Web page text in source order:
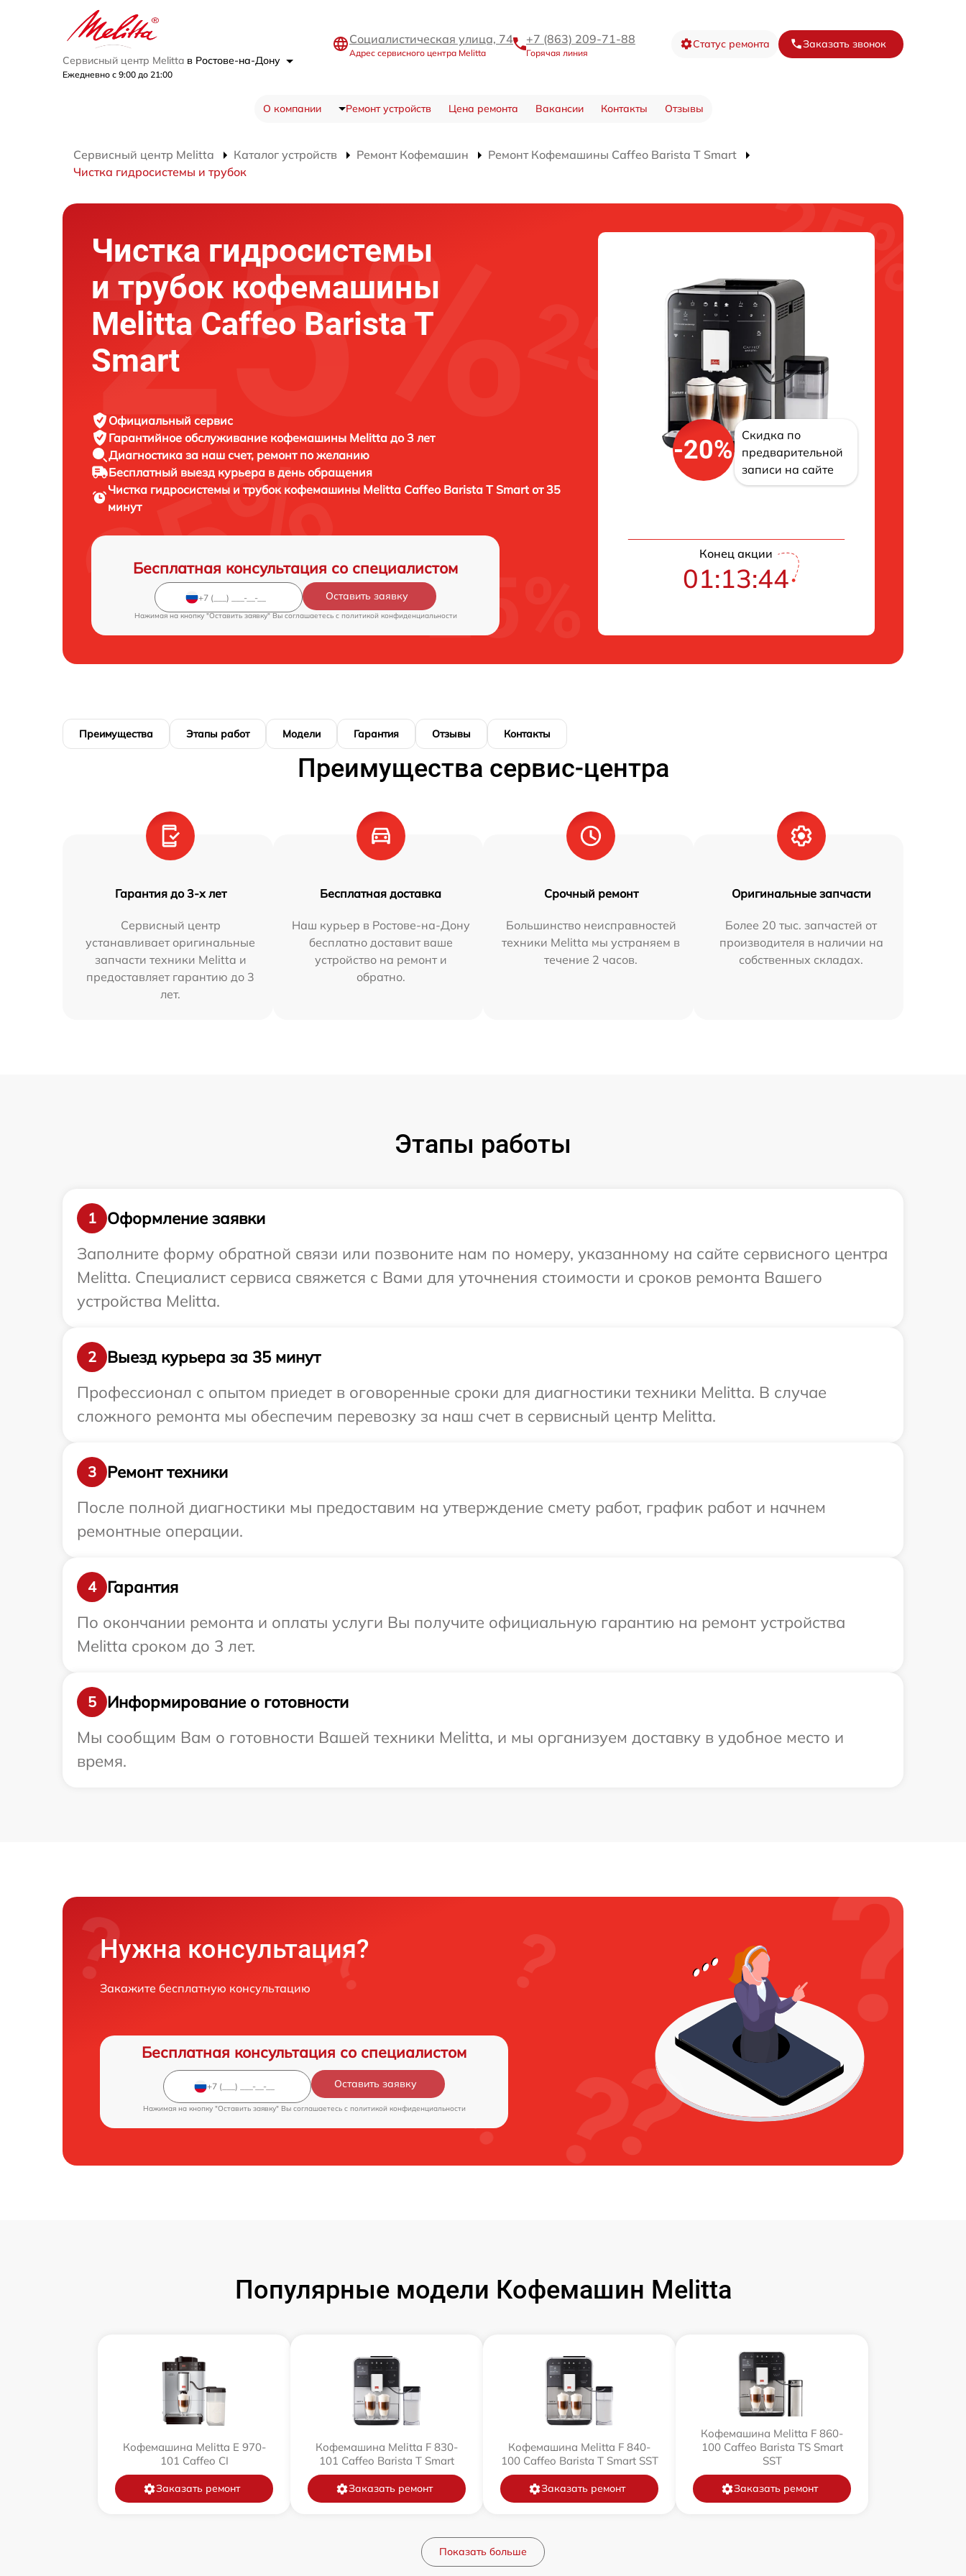
Сервисный центр Melitta в Ростове-на-Дону
Ежедневно с 9:00 до 21:00
Социалистическая улица, 74
Адрес сервисного центра Melitta
+7 (863) 209-71-88
Горячая линия
Статус ремонта Заказать звонок
О компании Ремонт устройств Цена ремонта Вакансии Контакты Отзывы
Сервисный центр Melitta Каталог устройств Ремонт Кофемашин
Ремонт Кофемашины Caffeo Barista T Smart
Чистка гидросистемы и трубок
Чистка гидросистемы
и трубок кофемашины
Melitta Caffeo Barista T
Smart
Официальный сервис
Гарантийное обслуживание кофемашины Melitta до 3 лет
Диагностика за наш счет, ремонт по желанию
Бесплатный выезд курьера в день обращения
Чистка гидросистемы и трубок кофемашины Melitta Caffeo Barista T Smart от 35
минут
Бесплатная консультация со специалистом
Оставить заявку
Нажимая на кнопку "Оставить заявку" Вы соглашаетесь c политикой конфиденциальности
-20%
Скидка по
предварительной
записи на сайте
Конец акции
01:13:43
Преимущества Этапы работ Модели Гарантия Отзывы Контакты
Преимущества сервис-центра
Гарантия до 3-х лет
Сервисный центр
устанавливает оригинальные
запчасти техники Melitta и
предоставляет гарантию до 3
лет.
Бесплатная доставка
Наш курьер в Ростове-на-Дону
бесплатно доставит ваше
устройство на ремонт и
обратно.
Срочный ремонт
Большинство неисправностей
техники Melitta мы устраняем в
течение 2 часов.
Оригинальные запчасти
Более 20 тыс. запчастей от
производителя в наличии на
собственных складах.
Этапы работы
1
Оформление заявки
Заполните форму обратной связи или позвоните нам по номеру, указанному на сайте сервисного центра
Melitta. Специалист сервиса свяжется с Вами для уточнения стоимости и сроков ремонта Вашего
устройства Melitta.
2
Выезд курьера за 35 минут
Профессионал с опытом приедет в оговоренные сроки для диагностики техники Melitta. В случае
сложного ремонта мы обеспечим перевозку за наш счет в сервисный центр Melitta.
3
Ремонт техники
После полной диагностики мы предоставим на утверждение смету работ, график работ и начнем
ремонтные операции.
4
Гарантия
По окончании ремонта и оплаты услуги Вы получите официальную гарантию на ремонт устройства
Melitta сроком до 3 лет.
5
Информирование о готовности
Мы сообщим Вам о готовности Вашей техники Melitta, и мы организуем доставку в удобное место и
время.
Нужна консультация?
Закажите бесплатную консультацию
Бесплатная консультация со специалистом
Оставить заявку
Нажимая на кнопку "Оставить заявку" Вы соглашаетесь c политикой конфиденциальности
Популярные модели Кофемашин Melitta
Кофемашина Melitta Е 970-
101 Caffeo CI
Заказать ремонт
Кофемашина Melitta F 830-
101 Caffeo Barista T Smart
Заказать ремонт
Кофемашина Melitta F 840-
100 Caffeo Barista T Smart SST
Заказать ремонт
Кофемашина Melitta F 860-
100 Caffeo Barista TS Smart
SST
Заказать ремонт
Показать больше